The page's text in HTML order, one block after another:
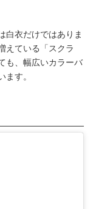
白衣だけではありま
えている「スクラ
も、幅広いカラーバ
ます。